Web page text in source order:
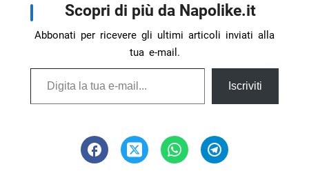
Scopri di più da Napolike.it
Abbonati per ricevere gli ultimi articoli inviati alla
tua e-mail.
Digita la tua e-mail...
Iscriviti